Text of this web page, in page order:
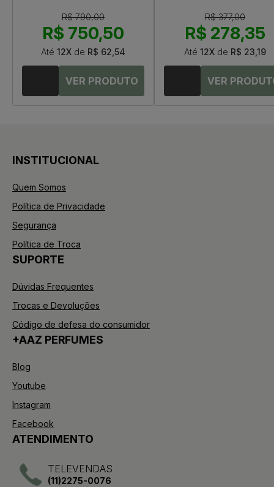
R$ 790,00
R$ 750,50
Até 12X de R$ 62,54
R$ 377,00
R$ 278,35
Até 12X de R$ 23,19
INSTITUCIONAL
Quem Somos
Política de Privacidade
Segurança
Política de Troca
SUPORTE
Dúvidas Frequentes
Trocas e Devoluções
Código de defesa do consumidor
+AAZ PERFUMES
Blog
Youtube
Instagram
Facebook
ATENDIMENTO
TELEVENDAS
(11)2275-0076